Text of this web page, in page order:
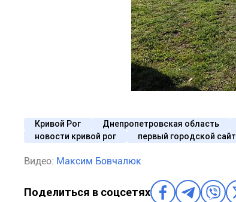
Кривой Рог Днепропетровская область
новости кривой рог
первый городской сайт
Видео: Максим Бовчалюк
Поделиться в соцсетях